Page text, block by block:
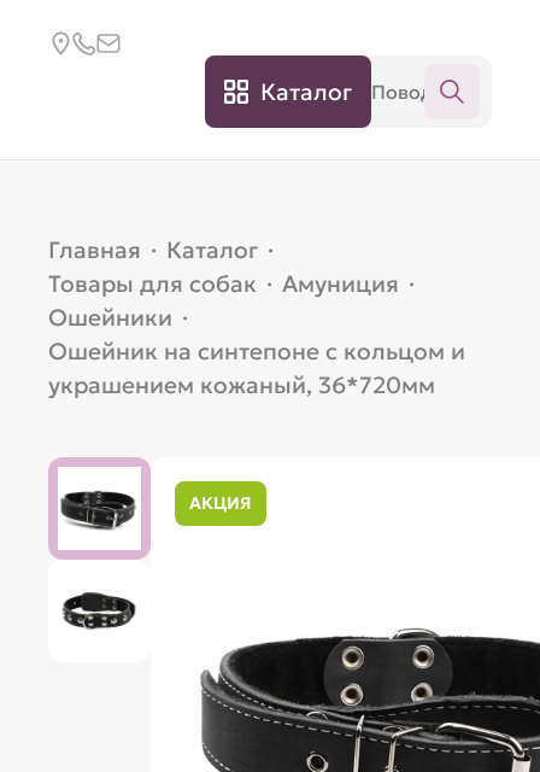
Каталог
Главная · Каталог ·
Товары для собак · Амуниция ·
Ошейники ·
Ошейник на синтепоне c кольцом и
украшением кожаный, 36*720мм
АКЦИЯ